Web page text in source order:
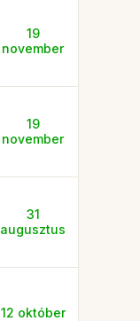
19
november
19
november
31
augusztus
12 október